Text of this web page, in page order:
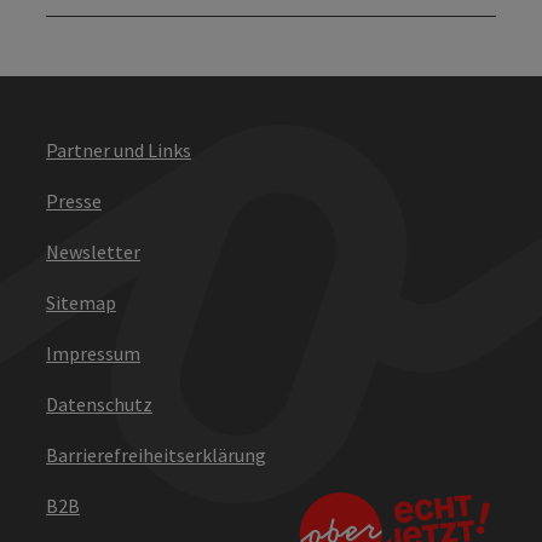
Partner und Links
Presse
Newsletter
Sitemap
Impressum
Datenschutz
Barrierefreiheitserklärung
B2B